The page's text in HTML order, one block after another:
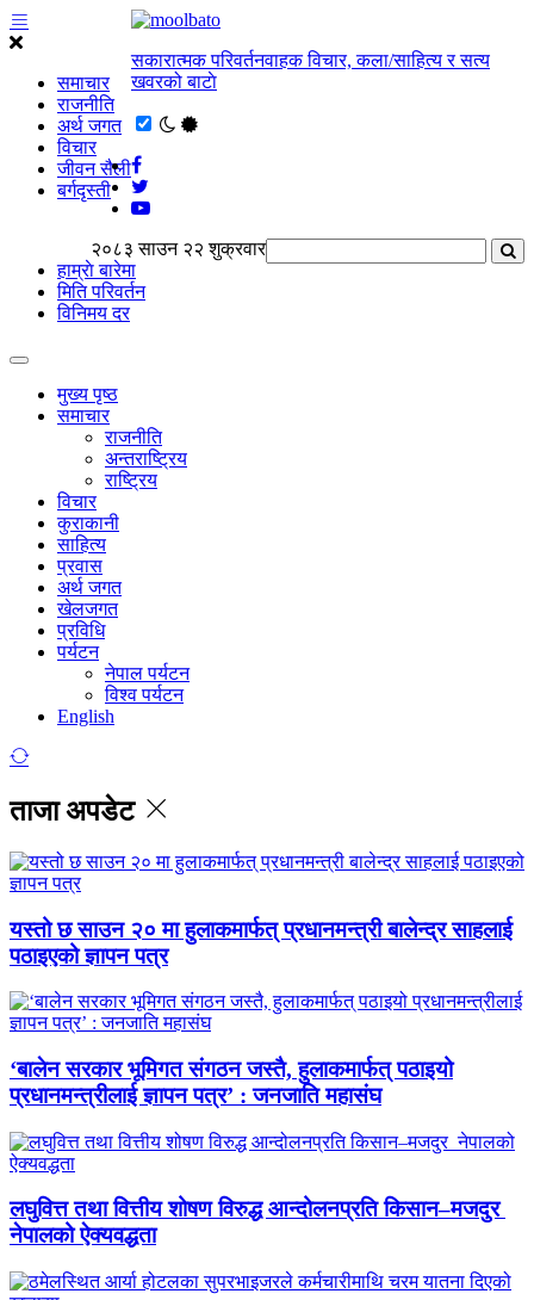
समाचार
राजनीति
अर्थ जगत
विचार
जीवन सैली
बर्गदृस्ती
सकारात्मक परिवर्तनवाहक विचार, कला/साहित्य र सत्य
खवरको बाटाे
२०८३ साउन २२ शुक्रवार
हाम्राे बारेमा
मिति परिवर्तन
विनिमय दर
मुख्य पृष्ठ
समाचार
राजनीति
अन्तराष्ट्रिय
राष्ट्रिय
विचार
कुराकानी
साहित्य
प्रवास
अर्थ जगत
खेलजगत
प्रविधि
पर्यटन
नेपाल पर्यटन
विश्व पर्यटन
English
ताजा अपडेट
यस्तो छ साउन २० मा हुलाकमार्फत् प्रधानमन्त्री बालेन्द्र साहलाई
पठाइएको ज्ञापन पत्र
‘बालेन सरकार भूमिगत संगठन जस्तै, हुलाकमार्फत् पठाइयो
प्रधानमन्त्रीलाई ज्ञापन पत्र’ : जनजाति महासंघ
लघुवित्त तथा वित्तीय शोषण विरुद्ध आन्दोलनप्रति किसान–मजदुर
नेपालको ऐक्यवद्धता